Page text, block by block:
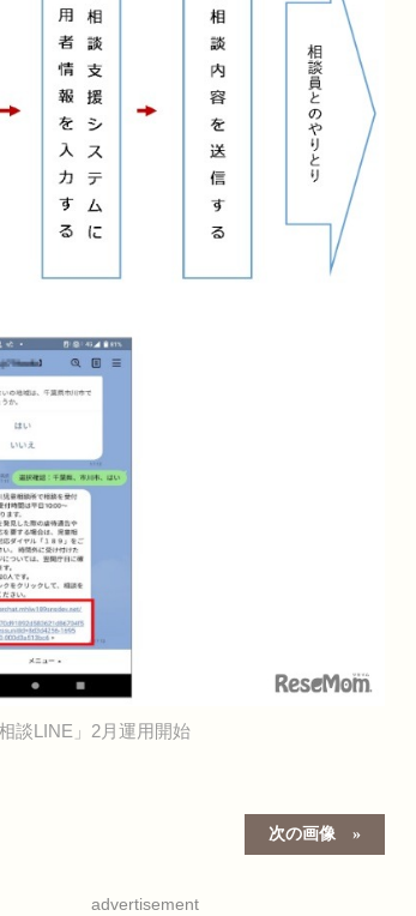
談LINE」2月運用開始
次の画像
advertisement